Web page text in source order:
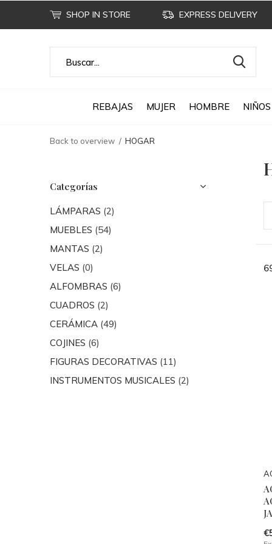
REBAJAS MUJER HOMBRE NIÑOS
SHOP IN STORE EXPRESS DELIVERY
Back to overview HOGAR
Categorías
LÁMPARAS (2)
MUEBLES (54)
MANTAS (2)
VELAS (0)
ALFOMBRAS (6)
CUADROS (2)
CERÁMICA (49)
COJINES (6)
FIGURAS DECORATIVAS (11)
INSTRUMENTOS MUSICALES (2)